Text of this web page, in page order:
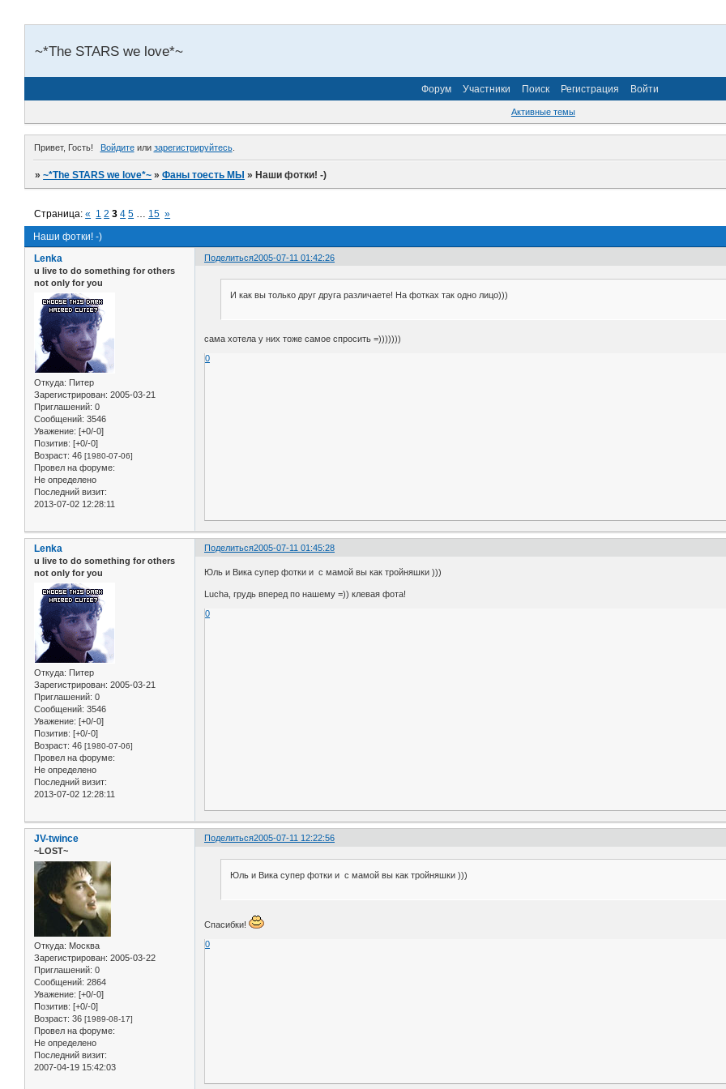
~*The STARS we love*~
Форум Участники Поиск Регистрация Войти
Активные темы
Привет, Гость! Войдитеили зарегистрируйтесь.
»~*The STARS we love*~ »Фаны тоесть МЫ »Наши фотки! -)
Наши фотки! -)
Страница:« 1 2 3 4 5 … 15 »
Поделиться2005-07-11 01:42:26
Lenka
u live to do something for others
not only for you
Откуда: Питер
Зарегистрирован: 2005-03-21
Приглашений: 0
Сообщений: 3546
Уважение: [+0/-0]
Позитив: [+0/-0]
Возраст: 46 [1980-07-06]
Провел на форуме:
Не определено
Последний визит:
2013-07-02 12:28:11
И как вы только друг друга различаете! На фотках так одно лицо)))
сама хотела у них тоже самое спросить =)))))))
0
Поделиться2005-07-11 01:45:28
Lenka
u live to do something for others
not only for you
Откуда: Питер
Зарегистрирован: 2005-03-21
Приглашений: 0
Сообщений: 3546
Уважение: [+0/-0]
Позитив: [+0/-0]
Возраст: 46 [1980-07-06]
Провел на форуме:
Не определено
Последний визит:
2013-07-02 12:28:11
Юль и Вика супер фотки и с мамой вы как тройняшки )))
Lucha, грудь вперед по нашему =)) клевая фота!
0
Поделиться2005-07-11 12:22:56
JV-twince
~LOST~
Откуда: Москва
Зарегистрирован: 2005-03-22
Приглашений: 0
Сообщений: 2864
Уважение: [+0/-0]
Позитив: [+0/-0]
Возраст: 36 [1989-08-17]
Провел на форуме:
Не определено
Последний визит:
2007-04-19 15:42:03
Юль и Вика супер фотки и с мамой вы как тройняшки )))
Спасибки!
0